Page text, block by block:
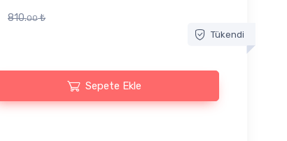
810.00₺
Tükendi
Sepete Ekle